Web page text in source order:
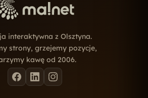
interaktywna z Olsztyna.
strony, grzejemy pozycje,
kawę od 2006.